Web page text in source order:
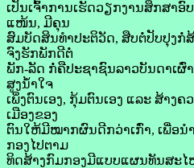
ເປັນເຈົ້າການເຮັດວຽກງານສຶກສາ
ແໜ້ນ, ມີຄຸນ
ສົມບັດສິນທຳປະຕິວັດ, ສືບຕໍ່ປັບປຸງກໍ່
ຈົງຮັກພັກດີຕໍ່
ພັກ-ລັດ ກໍ່ຄືປະຊາຊົນລາວບັນດາເຜົ່
ສູງນໍ້າໃຈ
ເພິ່ງຕົນເອງ, ກຸ້ມຕົນເອງ ແລະ ສ້າ
ເມືອງຂອງ
ຕົນໃຫ້ມີໝາກຜົນດີກວ່າເກົ່າ, ເພື່ອນ
ກອງໄປຕາມ
ທິດສ້າງກົມກອງມີແບບແຜນທັນສະໄ